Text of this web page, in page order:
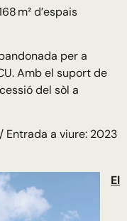
m² d’espais
per a
Amb el suport de
del sòl a
Entrada a viure: 2023
El